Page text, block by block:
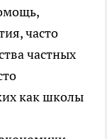
часто
частных
как школы